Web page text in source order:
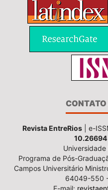
CONTATO
Revista EntreRios | e-
10.26694
Universidade
Programa de Pós-
Campos Universitário
64049-550
E-mail: